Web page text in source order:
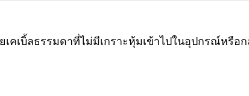
เคเบิ้ลธรรมดาที่ไม่มีเกราะหุ้มเข้าไปในอุปกรณ์หรื